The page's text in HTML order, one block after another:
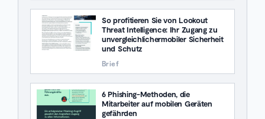
So profitieren Sie von Lookout
Threat Intelligence: Ihr Zugang zu
unvergleichlichermobiler Sicherheit
und Schutz
Brief
6 Phishing-Methoden, die
Mitarbeiter auf mobilen Geräten
gefährden